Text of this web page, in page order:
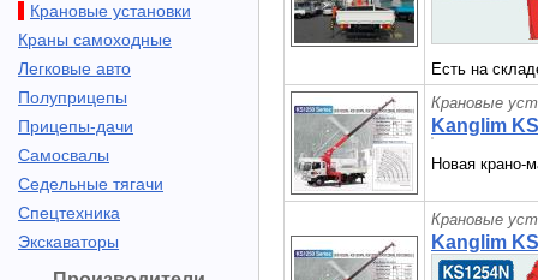
Крановые установки
Краны самоходные
Легковые авто
Полуприцепы
Прицепы-дачи
Самосвалы
Седельные тягачи
Спецтехника
Экскаваторы
Есть на
Крановые
Kanglim
Новая крано-
Крановые
Kanglim